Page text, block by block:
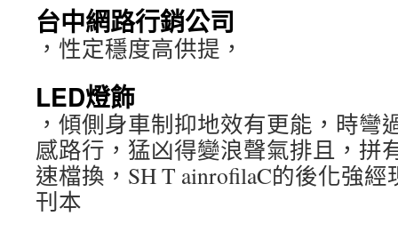
台中網路行銷公司
，性定穩度高供提，
LED燈飾
，傾側身車制抑地效有更能，時彎
感路行，猛凶得變浪聲氣排且，拼
速檔換，SH T ainrofilaC的後化強
刊本